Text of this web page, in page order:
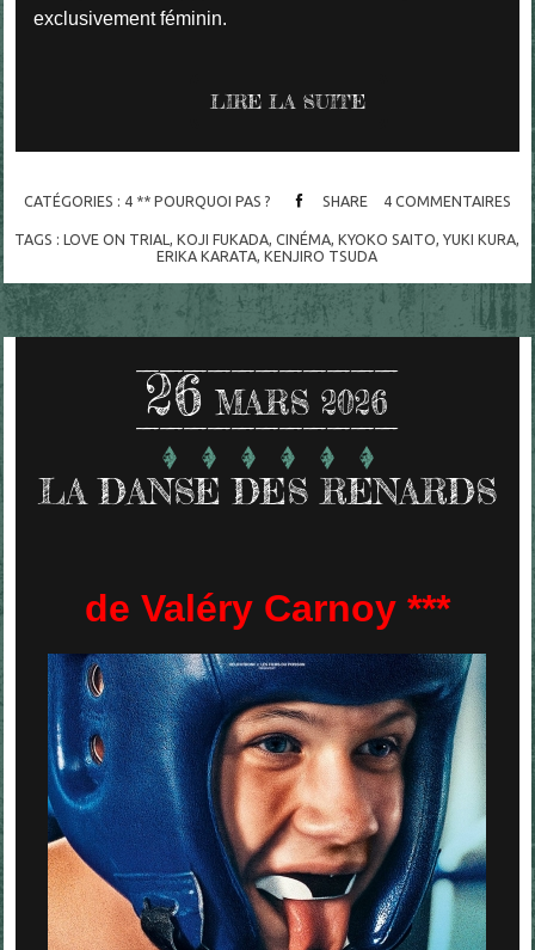
exclusivement féminin.
LIRE LA SUITE
CATÉGORIES : 4 ** POURQUOI PAS ? SHARE 4 COMMENTAIRES
TAGS :LOVE ON TRIAL,KOJI FUKADA,CINÉMA,KYOKO SAITO,YUKI KURA,
ERIKA KARATA,KENJIRO TSUDA
26 MARS 2026
LA DANSE DES RENARDS
de Valéry Carnoy ***